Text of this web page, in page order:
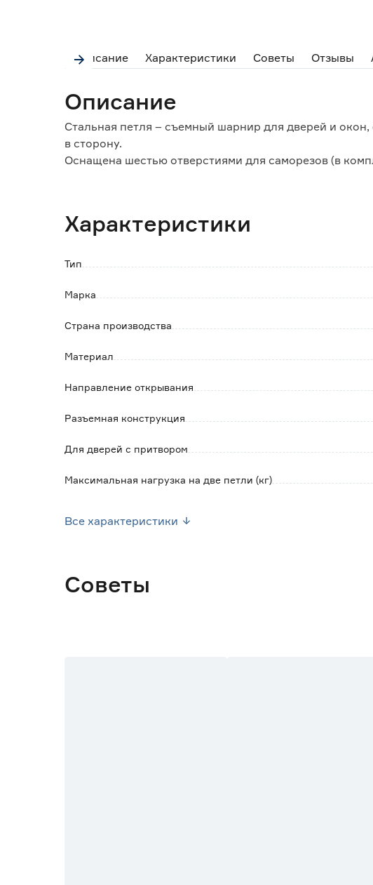
Описание Характеристики Советы Отзывы
Описание
Стальная петля – съемный шарнир для дверей и
в сторону.
Оснащена шестью отверстиями для саморезов (в
Характеристики
Тип
Марка
Страна производства
Материал
Направление открывания
Разъемная конструкция
Для дверей с притвором
Максимальная нагрузка на две петли (кг)
Все характеристики
Советы